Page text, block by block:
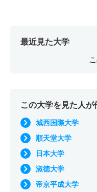
最近見た大学
この大学を見た人
城西国際大学
順天堂大学
日本大学
淑徳大学
帝京平成大学